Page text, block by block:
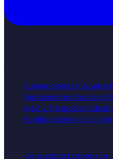
Subvenciones y Ayudas
Deducciones Fiscales
M&A y Traspasos
Bonificaciones a la
Consultoría Estratégica